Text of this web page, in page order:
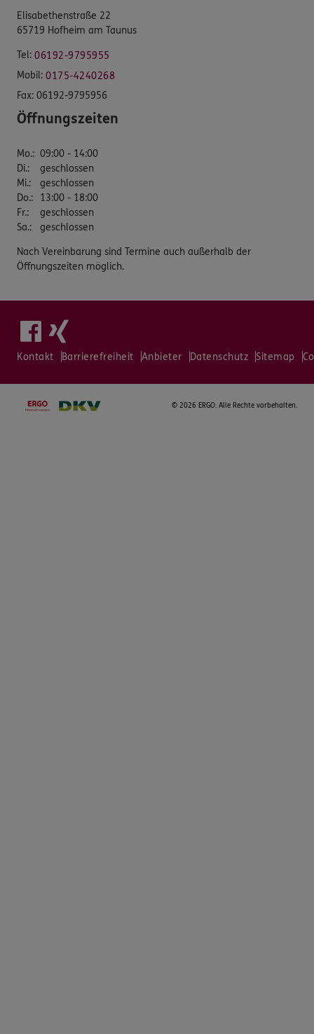
Elisabethenstraße 22
65719 Hofheim am Taunus
Tel: 06192-9795955
Mobil: 0175-4240268
Fax: 06192-9795956
Öffnungszeiten
Mo.: 09:00 - 14:00
Di.:
geschlossen
Mi.:
geschlossen
Do.:
13:00 - 18:00
Fr.:
geschlossen
Sa.: geschlossen
Nach Vereinbarung sind Termine auch außerhalb der
Öffnungszeiten möglich.
Kontakt Barrierefreiheit Anbieter Datenschutz Sitemap
© 2026 ERGO. Alle Rechte vorbehalten.